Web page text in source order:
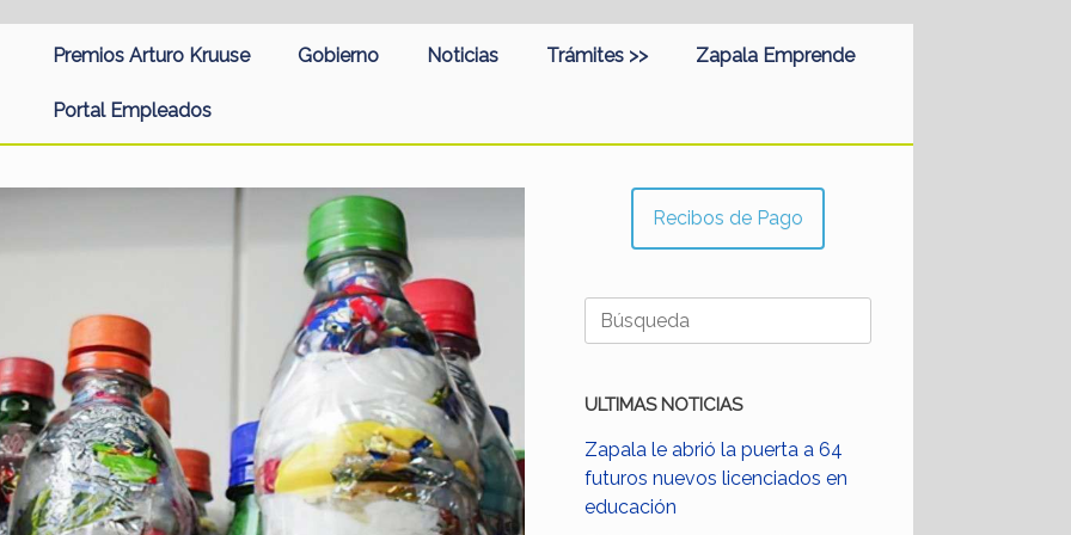
Premios Arturo Kruuse Gobierno Noticias Trámites >> Zapala Emprende
Portal Empleados
Recibos de Pago
Buscar:
ULTIMAS NOTICIAS
Zapala le abrió la puerta a 64
futuros nuevos licenciados en
educación